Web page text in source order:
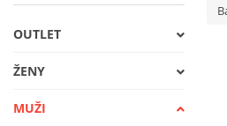
OUTLET
ŽENY
МUŽI